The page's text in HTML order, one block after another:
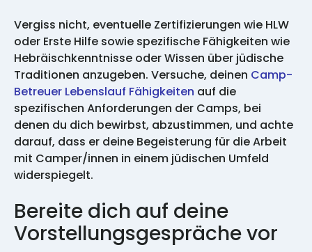
Vergiss nicht, eventuelle Zertifizierungen wie HLW
oder Erste Hilfe sowie spezifische Fähigkeiten wie
Hebräischkenntnisse oder Wissen über jüdische
Traditionen anzugeben. Versuche, deinen Camp-
Betreuer Lebenslauf Fähigkeiten auf die
spezifischen Anforderungen der Camps, bei
denen du dich bewirbst, abzustimmen, und achte
darauf, dass er deine Begeisterung für die Arbeit
mit Camper/innen in einem jüdischen Umfeld
widerspiegelt.
Bereite dich auf deine
Vorstellungsgespräche vor